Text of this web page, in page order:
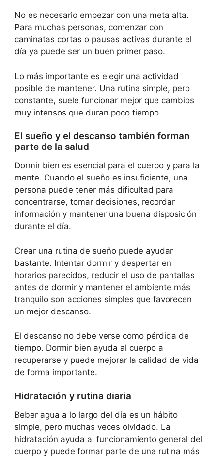
No es necesario empezar con una meta alta.
Para muchas personas, comenzar con
caminatas cortas o pausas activas durante el
día ya puede ser un buen primer paso.
Lo más importante es elegir una actividad
posible de mantener. Una rutina simple, pero
constante, suele funcionar mejor que cambios
muy intensos que duran poco tiempo.
El sueño y el descanso también forman
parte de la salud
Dormir bien es esencial para el cuerpo y para la
mente. Cuando el sueño es insuficiente, una
persona puede tener más dificultad para
concentrarse, tomar decisiones, recordar
información y mantener una buena disposición
durante el día.
Crear una rutina de sueño puede ayudar
bastante. Intentar dormir y despertar en
horarios parecidos, reducir el uso de pantallas
antes de dormir y mantener el ambiente más
tranquilo son acciones simples que favorecen
un mejor descanso.
El descanso no debe verse como pérdida de
tiempo. Dormir bien ayuda al cuerpo a
recuperarse y puede mejorar la calidad de vida
de forma importante.
Hidratación y rutina diaria
Beber agua a lo largo del día es un hábito
simple, pero muchas veces olvidado. La
hidratación ayuda al funcionamiento general del
cuerpo y puede formar parte de una rutina más